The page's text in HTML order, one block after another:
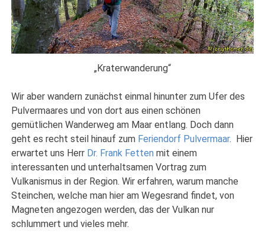
„Kraterwanderung“
Wir aber wandern zunächst einmal hinunter zum Ufer des
Pulvermaares und von dort aus einen schönen
gemütlichen Wanderweg am Maar entlang. Doch dann
geht es recht steil hinauf zum Feriendorf Pulvermaar. Hier
erwartet uns Herr Dr. Frank Fetten mit einem
interessanten und unterhaltsamen Vortrag zum
Vulkanismus in der Region. Wir erfahren, warum manche
Steinchen, welche man hier am Wegesrand findet, von
Magneten angezogen werden, das der Vulkan nur
schlummert und vieles mehr.